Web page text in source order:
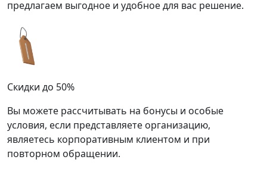
предлагаем выгодное и удобное для вас решение.
Скидки до 50%
Вы можете рассчитывать на бонусы и особые
условия, если представляете организацию,
являетесь корпоративным клиентом и при
повторном обращении.